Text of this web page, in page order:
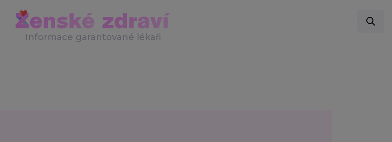
Informace garantované lékaři